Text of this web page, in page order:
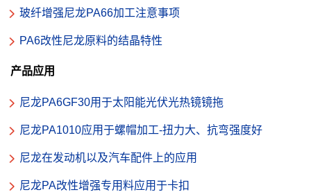
玻纤增强尼龙PA66加工注意事项
PA6改性尼龙原料的结晶特性
产品应用
尼龙PA6GF30用于太阳能光伏光热镜镜拖
尼龙PA1010应用于螺帽加工-扭力大、抗弯强度好
尼龙在发动机以及汽车配件上的应用
尼龙PA改性增强专用料应用于卡扣